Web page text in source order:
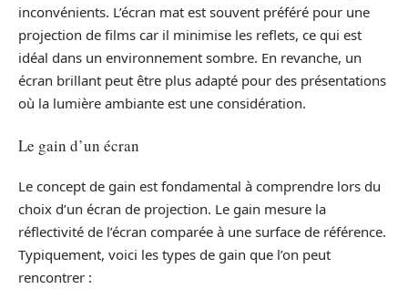
inconvénients. L’écran mat est souvent préféré pour une
projection de films car il minimise les reflets, ce qui est
idéal dans un environnement sombre. En revanche, un
écran brillant peut être plus adapté pour des présentations
où la lumière ambiante est une considération.
Le gain d’un écran
Le concept de gain est fondamental à comprendre lors du
choix d’un écran de projection. Le gain mesure la
réflectivité de l’écran comparée à une surface de référence.
Typiquement, voici les types de gain que l’on peut
rencontrer :